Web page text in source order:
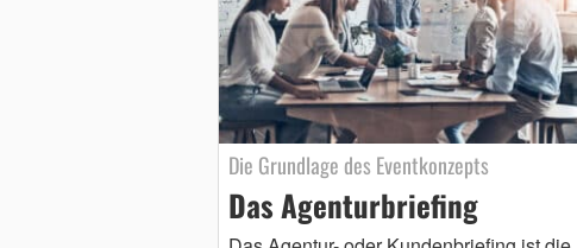
Die Grundlage des Eventkonzepts
Das Agenturbriefing